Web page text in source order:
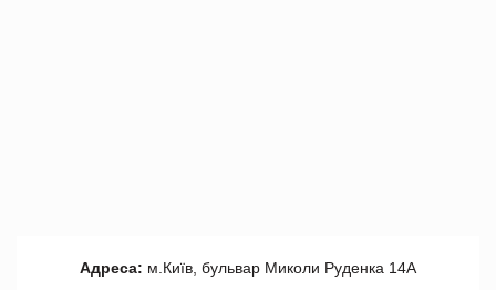
Адреса: м.Київ, бульвар Миколи Руденка 14А